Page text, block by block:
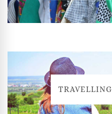
TRAVELLING